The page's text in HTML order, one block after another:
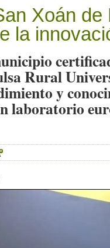
Xoán de
la
Rural
y
laboratorio